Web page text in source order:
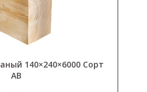
140×240×6000 Сорт
АВ